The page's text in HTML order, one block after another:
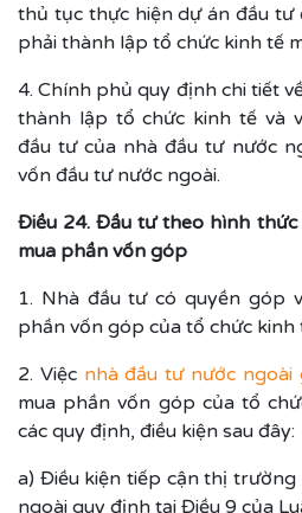
thủ tục thực hiện dự án đầu
phải thành lập tổ chức kinh tế
4. Chính phủ quy định chi tiết
thành lập tổ chức kinh tế và
đầu tư của nhà đầu tư nước
vốn đầu tư nước ngoài.
Điều 24. Đầu tư theo hình
mua phần vốn góp
1. Nhà đầu tư có quyền góp
phần vốn góp của tổ chức kinh
2. Việc nhà đầu tư nước
mua phần vốn góp của tổ
các quy định, điều kiện sau đây:
a) Điều kiện tiếp cận thị
ngoài quy định tại Điều 9 của